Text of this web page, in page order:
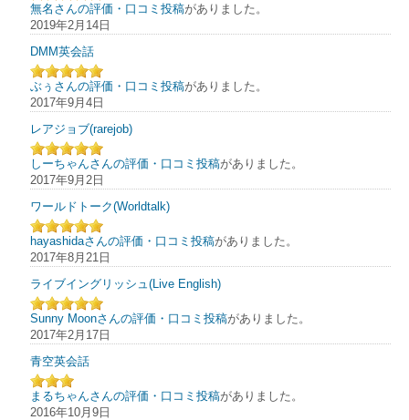
無名さんの評価・口コミ投稿がありました。
2019年2月14日
DMM英会話
ぶぅさんの評価・口コミ投稿がありました。
2017年9月4日
レアジョブ(rarejob)
しーちゃんさんの評価・口コミ投稿がありました。
2017年9月2日
ワールドトーク(Worldtalk)
hayashidaさんの評価・口コミ投稿がありました。
2017年8月21日
ライブイングリッシュ(Live English)
Sunny Moonさんの評価・口コミ投稿がありました。
2017年2月17日
青空英会話
まるちゃんさんの評価・口コミ投稿がありました。
2016年10月9日